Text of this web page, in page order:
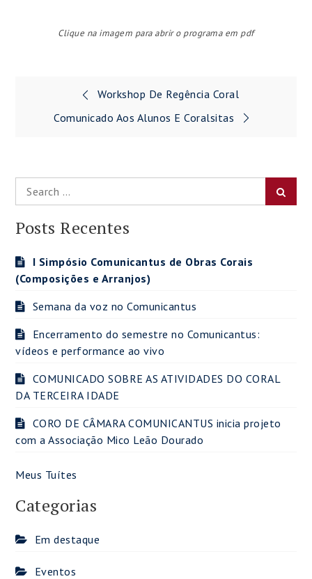
Clique na imagem para abrir o programa em pdf
NavegaçãoWorkshop De Regência Coral
Comunicado Aos Alunos E Coralsitas
Search
for:
Posts Recentes
I Simpósio Comunicantus de Obras Corais
(Composições e Arranjos)
Semana da voz no Comunicantus
Encerramento do semestre no Comunicantus:
vídeos e performance ao vivo
COMUNICADO SOBRE AS ATIVIDADES DO CORAL
DA TERCEIRA IDADE
CORO DE CÂMARA COMUNICANTUS inicia projeto
com a Associação Mico Leão Dourado
Meus Tuítes
Categorias
Em destaque
Eventos